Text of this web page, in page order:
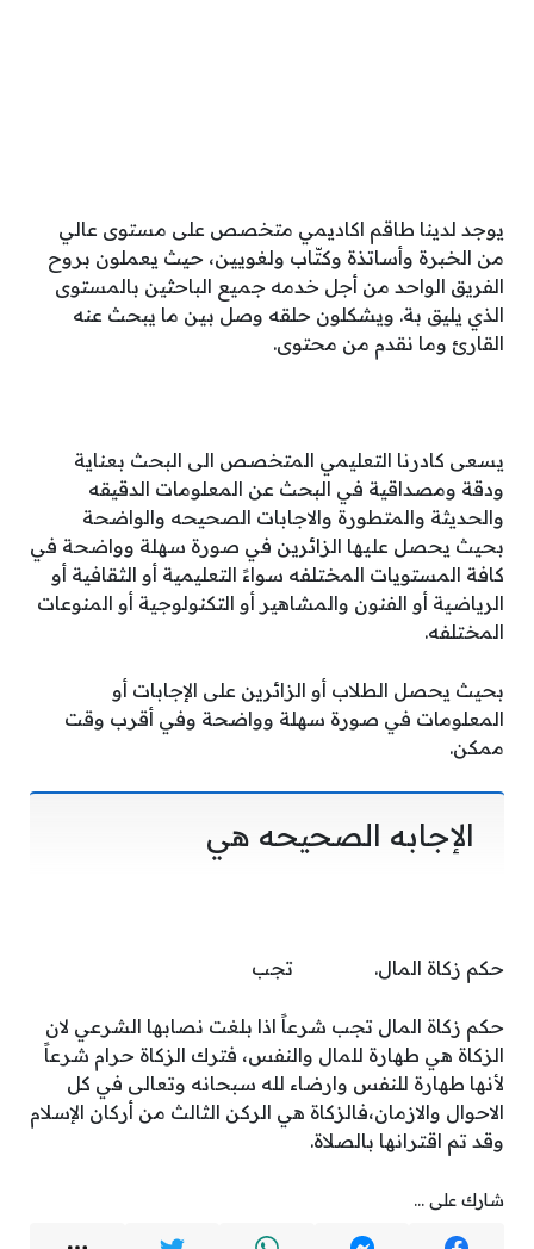
يوجد لدينا طاقم اكاديمي متخصص على مستوى عالي
من الخبرة وأساتذة وكتّاب ولغويين، حيث يعملون بروح
الفريق الواحد من أجل خدمه جميع الباحثين بالمستوى
الذي يليق بة. ويشكلون حلقه وصل بين ما يبحث عنه
القارئ وما نقدم من محتوى.
يسعى كادرنا التعليمي المتخصص الى البحث بعناية
ودقة ومصداقية في البحث عن المعلومات الدقيقه
والحديثة والمتطورة والاجابات الصحيحه والواضحة
بحيث يحصل عليها الزائرين في صورة سهلة وواضحة في
كافة المستويات المختلفه سواءً التعليمية أو الثقافية أو
الرياضية أو الفنون والمشاهير أو التكنولوجية أو المنوعات
المختلفه.
بحيث يحصل الطلاب أو الزائرين على الإجابات أو
المعلومات في صورة سهلة وواضحة وفي أقرب وقت
ممكن.
الإجابه الصحيحه هي
حكم زكاة المال. تجب
حكم زكاة المال تجب شرعاً اذا بلغت نصابها الشرعي لان
الزكاة هي طهارة للمال والنفس، فترك الزكاة حرام شرعاً
لأنها طهارة للنفس وارضاء لله سبحانه وتعالى في كل
الاحوال والازمان،فالزكاة هي الركن الثالث من أركان الإسلام
وقد تم اقترانها بالصلاة.
شارك على ...